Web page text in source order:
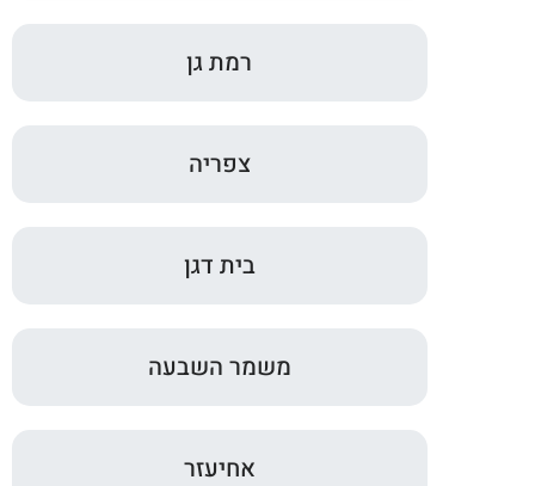
רמת גן
צפריה
בית דגן
משמר השבעה
אחיעזר